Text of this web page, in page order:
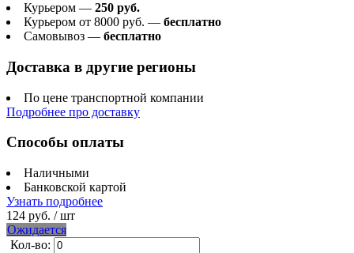
Курьером — 250 руб.
Курьером от 8000 руб. — бесплатно
Самовывоз — бесплатно
Доставка в другие регионы
По цене транспортной компании
Подробнее про доставку
Способы оплаты
Наличными
Банковской картой
Узнать подробнее
124 руб. / шт
Ожидается
Кол-во: